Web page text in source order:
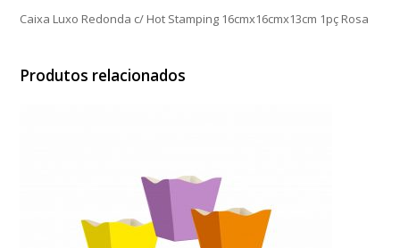
Caixa Luxo Redonda c/ Hot Stamping 16cmx16cmx13cm 1pç Rosa
Produtos relacionados